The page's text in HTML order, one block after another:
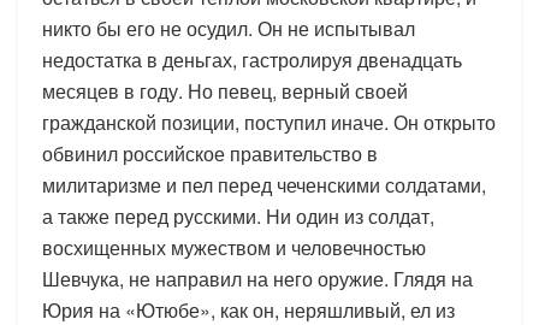
никто бы его не осудил. Он не испытывал
недостатка в деньгах, гастролируя двенадцать
месяцев в году. Но певец, верный своей
гражданской позиции, поступил иначе. Он открыто
обвинил российское правительство в
милитаризме и пел перед чеченскими солдатами,
а также перед русскими. Ни один из солдат,
восхищенных мужеством и человечностью
Шевчука, не направил на него оружие. Глядя на
Юрия на «Ютюбе», как он, неряшливый, ел из